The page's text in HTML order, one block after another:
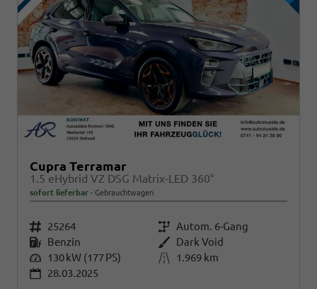
Cupra Terramar
1.5 eHybrid VZ DSG Matrix-LED 360°
sofort lieferbar Gebrauchtwagen
Fahrzeugnr. 25264 Getriebe Autom. 6-Gang
Kraftstoff Benzin Außenfarbe Dark Void
Leistung 130 kW (177 PS) Kilometerstand
1.969 km
28.03.2025